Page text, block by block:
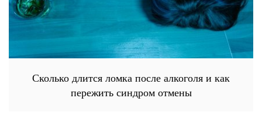
Сколько длится ломка после алкоголя и как
пережить синдром отмены